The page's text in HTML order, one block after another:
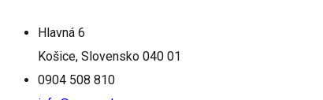
Hlavná 6
Košice, Slovensko 040 01
0904 508 810